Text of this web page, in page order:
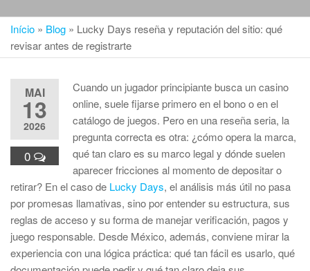
Início » Blog » Lucky Days reseña y reputación del sitio: qué
revisar antes de registrarte
MAI
13
2026
0
Cuando un jugador principiante busca un casino
online, suele fijarse primero en el bono o en el
catálogo de juegos. Pero en una reseña seria, la
pregunta correcta es otra: ¿cómo opera la marca,
qué tan claro es su marco legal y dónde suelen
aparecer fricciones al momento de depositar o
retirar? En el caso de Lucky Days, el análisis más útil no pasa
por promesas llamativas, sino por entender su estructura, sus
reglas de acceso y su forma de manejar verificación, pagos y
juego responsable. Desde México, además, conviene mirar la
experiencia con una lógica práctica: qué tan fácil es usarlo, qué